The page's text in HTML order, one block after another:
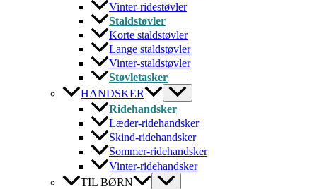
Vinter-ridestøvler
Staldstøvler
Korte staldstøvler
Lange staldstøvler
Vinter-staldstøvler
Støvletasker
HANDSKER
Ridehandsker
Læder-ridehandsker
Skind-ridehandsker
Sommer-ridehandsker
Vinter-ridehandsker
TIL BØRN